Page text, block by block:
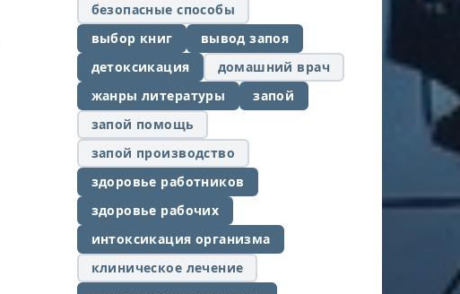
безопасные способы
выбор книг
вывод запоя
детоксикация
домашний врач
жанры литературы
запой
запой помощь
запой производство
здоровье работников
здоровье рабочих
интоксикация организма
клиническое лечение